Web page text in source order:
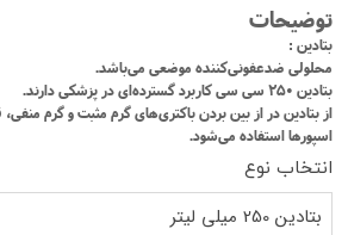
توضیحات
بتادین :
محلولی ضدعفونی‌کننده موضعی می‌باشد.
بتادین ۲۵۰ سی سی کاربرد گسترده‌ای در پزشکی دارند.
از بتادین در از بین بردن باکتری‌های گرم مثبت و گرم
اسپورها استفاده می‌شود.
انتخاب نوع
بتادین 250 میلی لیتر